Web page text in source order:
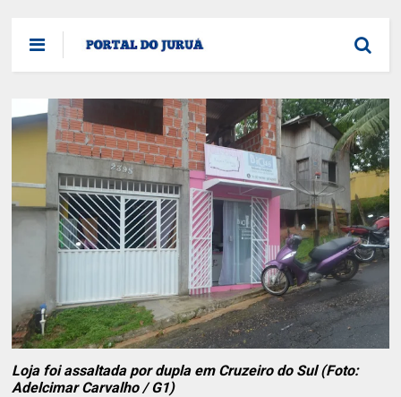
Loja foi assaltada por dupla em Cruzeiro do Sul (Foto:
Adelcimar Carvalho / G1)